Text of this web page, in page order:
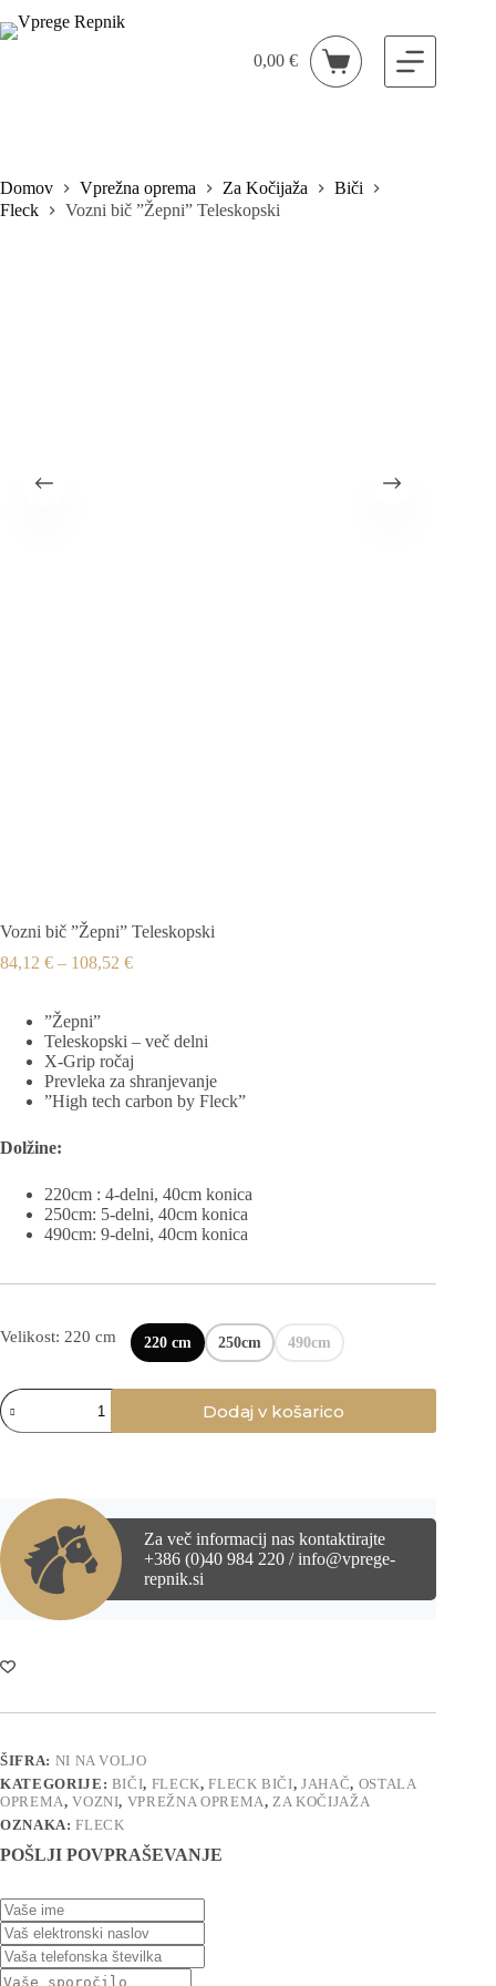
to
Shopping
0,00€
Domov Vprežna oprema Za Kočijaža
Biči
Fleck
Vozni bič ”Žepni” Teleskopski
Vozni bič ”Žepni” Teleskopski
84,12 € – 108,52 €
”Žepni”
Teleskopski – več delni
X-Grip ročaj
Prevleka za shranjevanje
”High tech carbon by Fleck”
Dolžine:
220cm : 4-delni, 40cm konica
250cm: 5-delni, 40cm konica
490cm: 9-delni, 40cm konica
Velikost: 220 cm 220 cm 250cm 490cm
Vozni
bič
''Žepni''
Dodaj v košarico
Za več informacij nas kontaktirajte
+386 (0)40 984 220 / info@vprege-
repnik.si
ŠIFRA: NI NA VOLJO
KATEGORIJE: BIČI, FLECK,FLECK BIČI,JAHAČ, OSTALA
OPREMA,VOZNI, VPREŽNA OPREMA,ZA KOČIJAŽA
OZNAKA:FLECK
POŠLJI POVPRAŠEVANJE